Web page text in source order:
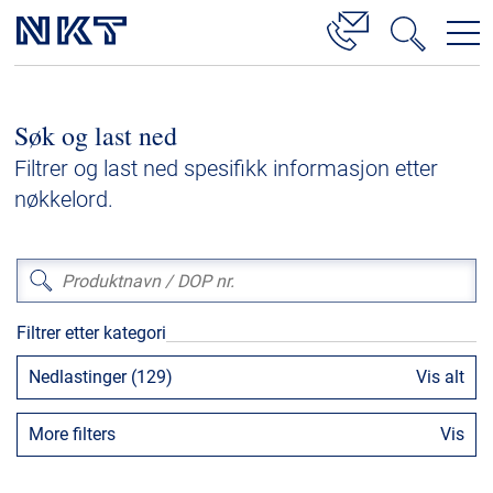
Høyspenningskabelløsninger
Kabelservice
Lavspenning
Høyspenningskabeltilbehør
Mellomspenningskabeltilbehør
Referanser
Nedlastinger
Søk og last ned
Filtrer og last ned spesifikk informasjon etter
nøkkelord.
Filtrer etter kategori
Nedlastinger (129) Vis alt
More filters Vis